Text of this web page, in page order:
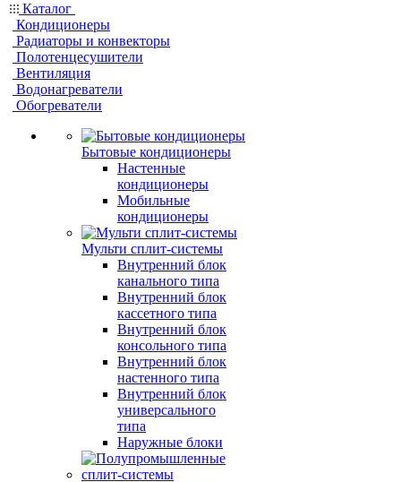
Каталог
Кондиционеры
Радиаторы и конвекторы
Полотенцесушители
Вентиляция
Водонагреватели
Обогреватели
Бытовые кондиционеры
Настенные
кондиционеры
Мобильные
кондиционеры
Мульти сплит-системы
Внутренний блок
канального типа
Внутренний блок
кассетного типа
Внутренний блок
консольного типа
Внутренний блок
настенного типа
Внутренний блок
универсального
типа
Наружные блоки